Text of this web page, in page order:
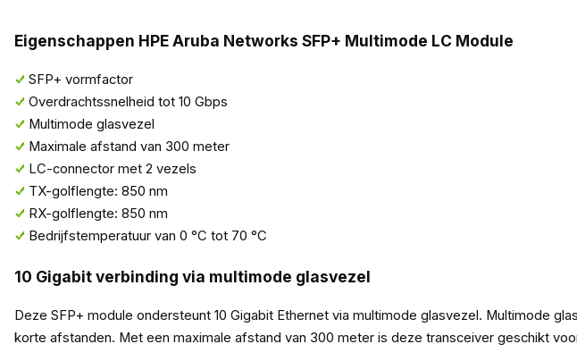
Eigenschappen HPE Aruba Networks SFP+ Multimode LC Module
SFP+ vormfactor
Overdrachtssnelheid tot 10 Gbps
Multimode glasvezel
Maximale afstand van 300 meter
LC-connector met 2 vezels
TX-golflengte: 850 nm
RX-golflengte: 850 nm
Bedrijfstemperatuur van 0 °C tot 70 °C
10 Gigabit verbinding via multimode glasvezel
Deze SFP+ module ondersteunt 10 Gigabit Ethernet via multimode glasvezel. Multimode
korte afstanden. Met een maximale afstand van 300 meter is deze transceiver geschikt